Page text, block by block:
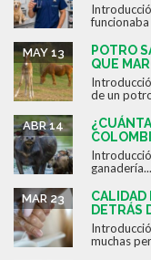
POTRO
QUE
MAY 13
de un
ABR 14
ganadería...
CALIDAD
DETRÁS
MAR 23
muchas